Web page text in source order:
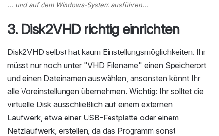
... und auf dem Windows-System ausführen...
3. Disk2VHD richtig einrichten
Disk2VHD selbst hat kaum Einstellungsmöglichkeiten: Ihr
müsst nur noch unter "VHD Filename" einen Speicherort
und einen Dateinamen auswählen, ansonsten könnt Ihr
alle Voreinstellungen übernehmen. Wichtig: Ihr solltet die
virtuelle Disk ausschließlich auf einem externen
Laufwerk, etwa einer USB-Festplatte oder einem
Netzlaufwerk, erstellen, da das Programm sonst